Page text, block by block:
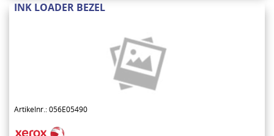
INK LOADER BEZEL
Artikelnr.: 056E05490